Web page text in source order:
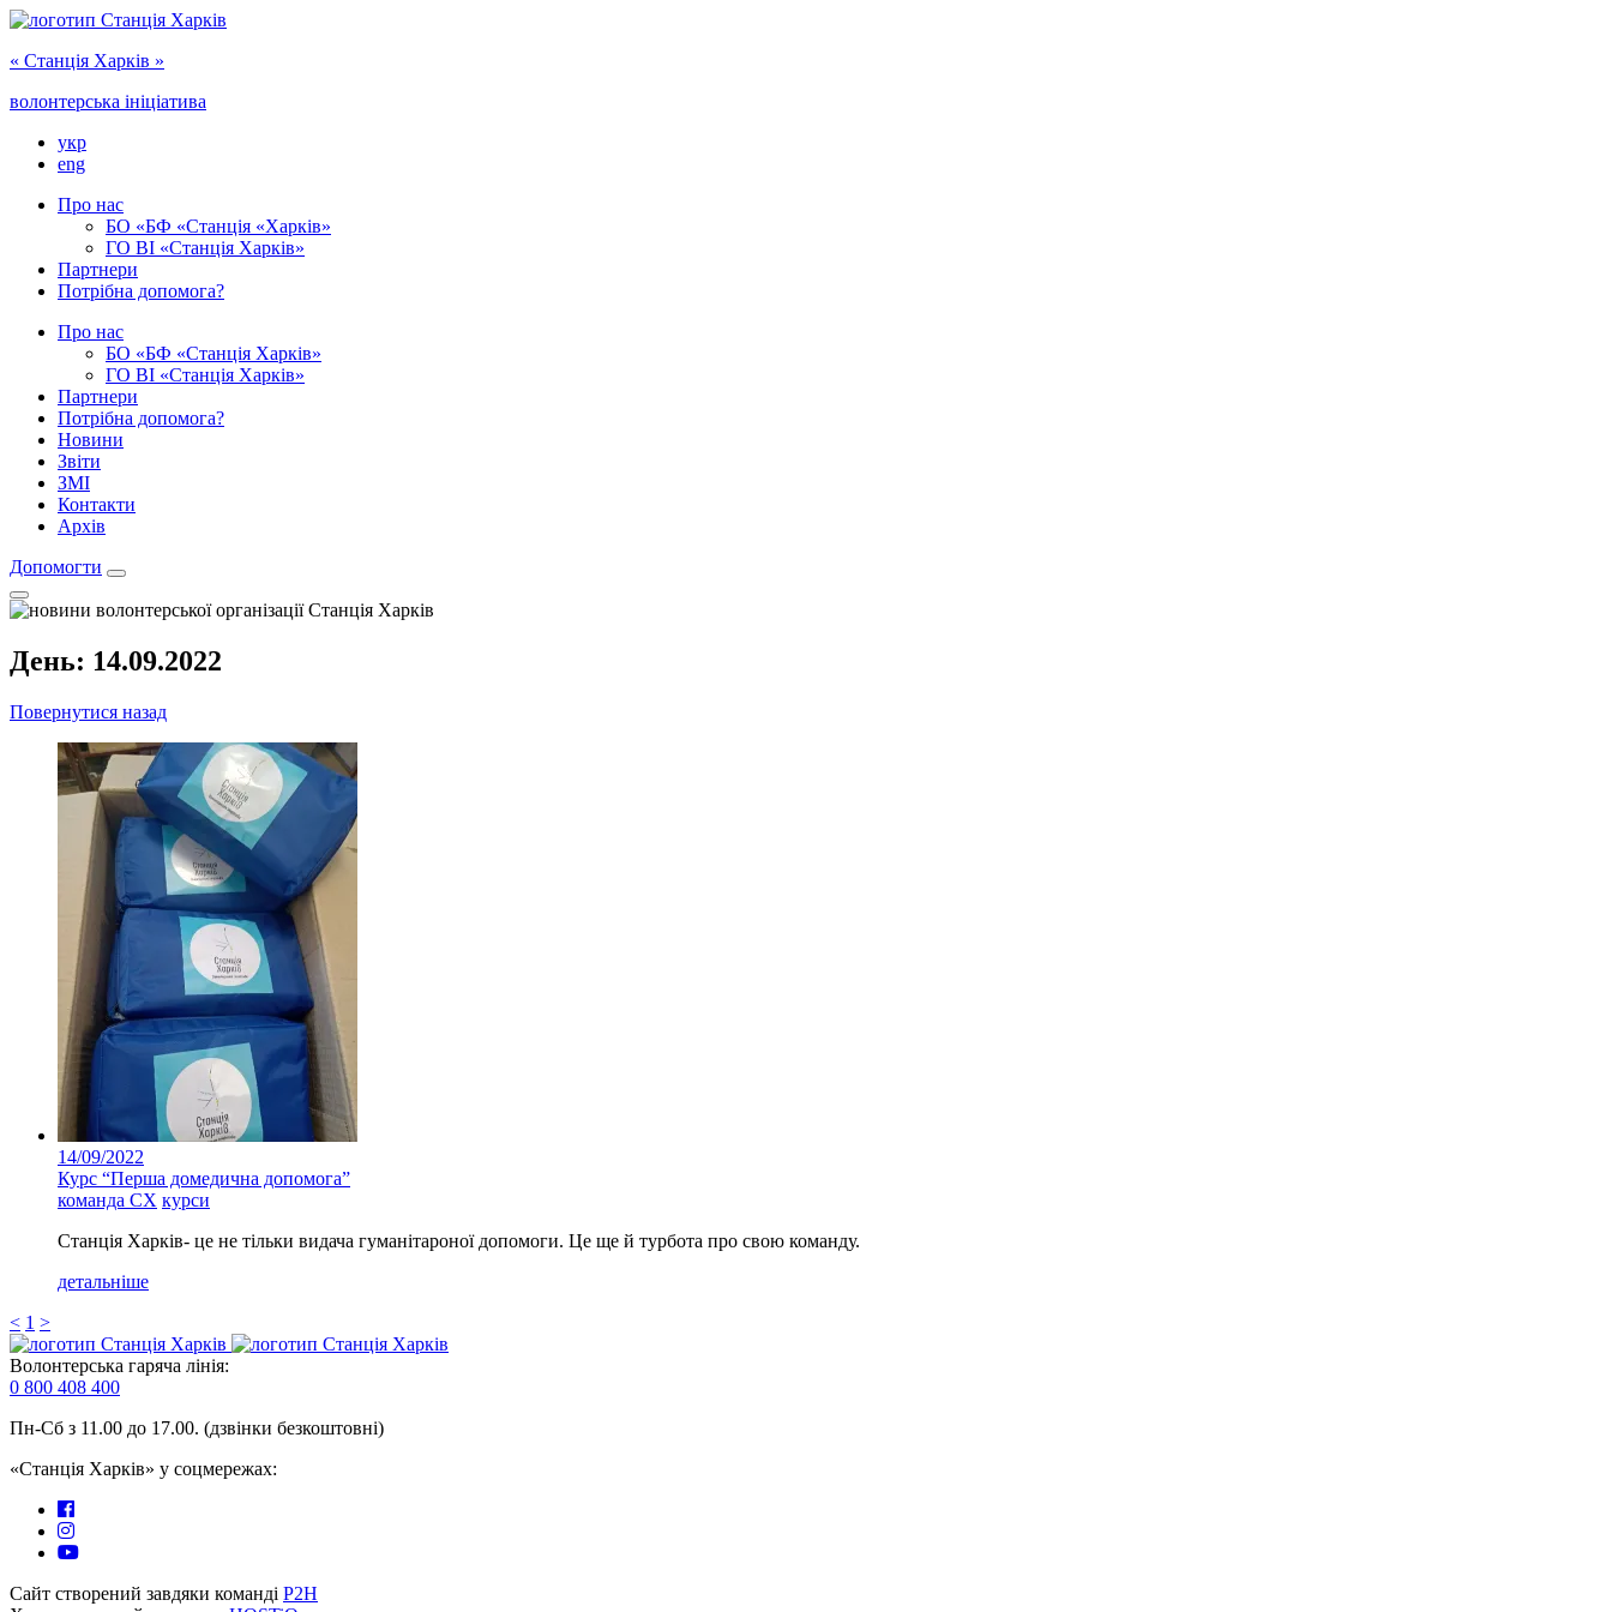
« Cтанція Харків »
волонтерська ініціатива
укр
eng
Про нас
БО «БФ «Станція «Харків»
ГО ‎ВІ «‎Станція Харків»
Партнери
Потрібна допомога?
Про нас
БО ‎«БФ «Станція Харків»
ГО ВІ «Станція Харків»
Партнери
Потрібна допомога?
Новини
Звіти
ЗМІ
Контакти
Архів
Допомогти
День: 14.09.2022
Повернутися назад
14/09/2022
Курс “Перша домедична допомога”
команда СХ курси
Станція Харків- це не тільки видача гуманітароної допомоги. Це ще й турбота про свою команду.
детальніше
< 1 >
Волонтерська гаряча лінія:
0 800 408 400
Пн-Сб з 11.00 до 17.00. (дзвінки безкоштовні)
«Станція Харків» у соцмережах:
Сайт створений завдяки команді P2H